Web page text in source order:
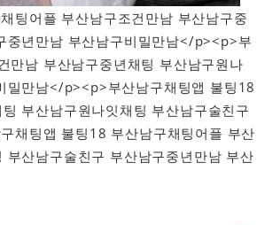
팅어플 부산남구조건만남 부산남구중
중년만남 부산남구비밀만남</p><p>부
만남 부산남구중년채팅 부산남구원나
밀만남</p><p>부산남구채팅앱 불팅18
부산남구원나잇채팅 부산남구술친구
채팅앱 불팅18 부산남구채팅어플 부산
산남구술친구 부산남구중년만남 부산